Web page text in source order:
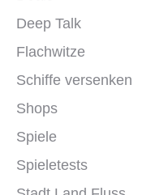
Deep Talk
Flachwitze
Schiffe versenken
Shops
Spiele
Spieletests